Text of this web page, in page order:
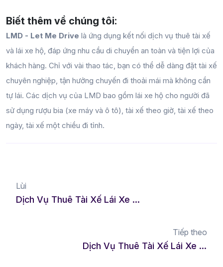
Biết thêm về chúng tôi:
LMD - Let Me Drive là ứng dụng kết nối dịch vụ thuê tài xế
và lái xe hộ, đáp ứng nhu cầu di chuyển an toàn và tiện lợi của
khách hàng. Chỉ với vài thao tác, bạn có thể dễ dàng đặt tài xế
chuyên nghiệp, tận hưởng chuyến đi thoải mái mà không cần
tự lái. Các dịch vụ của LMD bao gồm lái xe hộ cho người đã
sử dụng rượu bia (xe máy và ô tô), tài xế theo giờ, tài xế theo
ngày, tài xế một chiều đi tỉnh.
Lùi
Dịch Vụ Thuê Tài Xế Lái Xe Hộ Tại Huyện Nhà Bè - Tiện Lợi, Nhanh Chóng Và An Toàn
Tiếp theo
Dịch Vụ Thuê Tài Xế Lái Xe Hộ Tại Sầm Sơn – Giải Pháp An Toàn Và Tiện Lợi Cho Mọi Chuyến Đi